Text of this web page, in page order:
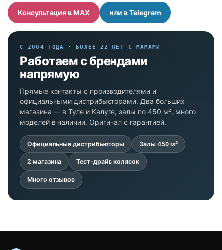
Консультация в MAX или в Telegram
С 2004 ГОДА · БОЛЕЕ 22 ЛЕТ С МАМАМИ
Работаем с брендами
напрямую
Прямые контакты с производителями и
официальными дистрибьюторами. Два больших
магазина — в Туле и Калуге, залы по 450 м², много
моделей в наличии. Оригинал с гарантией.
Официальные дистрибьюторы Залы 450 м²
2 магазина Тест-драйв колясок
Много отзывов